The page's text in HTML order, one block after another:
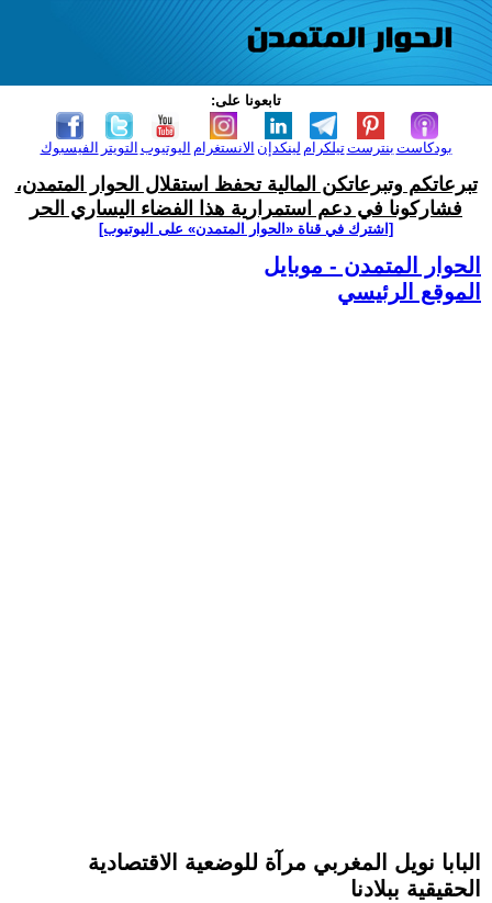
تابعونا على:
الفيسبوك التويتر اليوتيوب الانستغرام لينكدإن تيلكرامبنترست بودكاست
تبرعاتكم وتبرعاتكن المالية تحفظ استقلال الحوار المتمدن،
فشاركونا في دعم استمرارية هذا الفضاء اليساري الحر
[اشترك في قناة ‫«الحوار المتمدن» على اليوتيوب]
الحوار المتمدن - موبايل
الموقع الرئيسي
البابا نويل المغربي مرآة للوضعية الاقتصادية
الحقيقية ببلادنا